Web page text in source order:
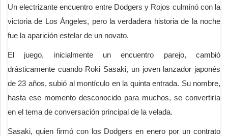
Un electrizante encuentro entre Dodgers y Rojos culminó con la
victoria de Los Ángeles, pero la verdadera historia de la noche
fue la aparición estelar de un novato.
El juego, inicialmente un encuentro parejo, cambió
drásticamente cuando Roki Sasaki, un joven lanzador japonés
de 23 años, subió al montículo en la quinta entrada. Su nombre,
hasta ese momento desconocido para muchos, se convertiría
en el tema de conversación principal de la velada.
Sasaki, quien firmó con los Dodgers en enero por un contrato